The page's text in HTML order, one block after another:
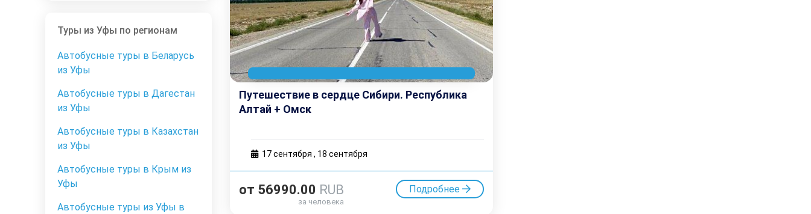
Туры из Уфы по регионам
Автобусные туры в Беларусь
из Уфы
Автобусные туры в Дагестан
из Уфы
Автобусные туры в Казахстан
из Уфы
Автобусные туры в Крым из
Уфы
Автобусные туры из Уфы в
Путешествие в сердце Сибири. Республика
Алтай + Омск
17 cентября , 18 cентября
от 56990.00 RUB
за человека
Подробнее